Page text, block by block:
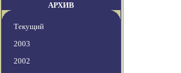
АРХИВ
Текущий
2003
2002